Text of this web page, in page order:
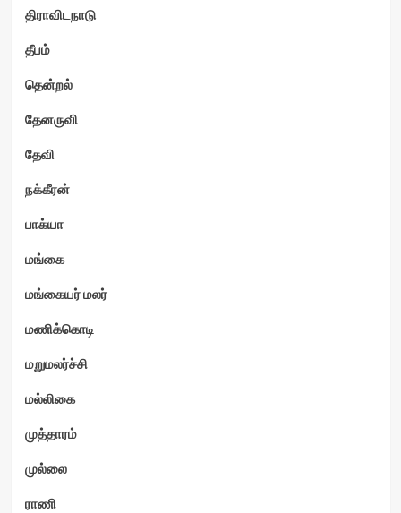
திராவிடநாடு
தீபம்
தென்றல்
தேனருவி
தேவி
நக்கீரன்
பாக்யா
மங்கை
மங்கையர் மலர்
மணிக்கொடி
மறுமலர்ச்சி
மல்லிகை
முத்தாரம்
முல்லை
ராணி